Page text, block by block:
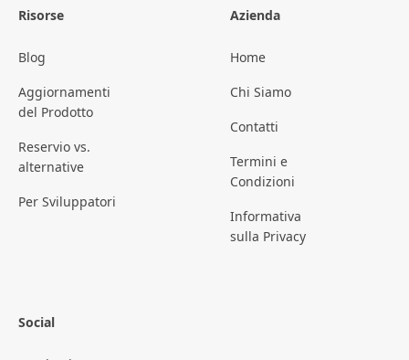
Risorse
Blog
Aggiornamenti
del Prodotto
Reservio vs.
alternative
Per Sviluppatori
Azienda
Home
Chi Siamo
Contatti
Termini e
Condizioni
Informativa
sulla Privacy
Social